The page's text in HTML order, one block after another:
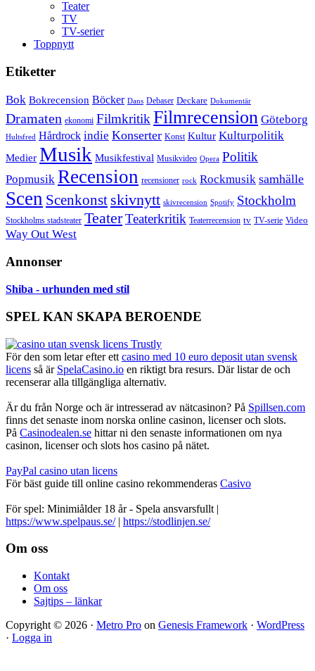
Teater
TV
TV-serier
Toppnytt
Etiketter
Bok Bokrecension Böcker Dans Debaser Deckare Dokumentär
Dramaten ekonomi Filmkritik Filmrecension Göteborg
Hultsfred Hårdrock indie Konserter Konst Kultur Kulturpolitik
Medier Musik Musikfestival Musikvideo Opera Politik
Popmusik Recension recensioner rock Rockmusik samhälle
Scen Scenkonst skivnytt skivrecension Spotify Stockholm
Stockholms stadsteater TeaterTeaterkritik Teaterrecension tv TV-serie Video
Way Out West
Annonser
Shiba - urhunden med stil
SPEL KAN SKAPA BEROENDE
För den som letar efter ett casino med 10 euro deposit utan svensk
licens så är SpelaCasino.io en riktigt bra resurs. Där listar de och
recenserar alla tillgängliga alternativ.
Är du från Norge och är intresserad av nätcasinon? På Spillsen.com
finns det senaste inom norska online casinon, licenser och slots.
På Casinodealen.se hittar ni den senaste informationen om nya
casinon, licenser och slots hos casino på nätet.
PayPal casino utan licens
För bäst guide till online casino rekommenderas Casivo
För spel: Minimiålder 18 år - Spela ansvarsfullt |
https://www.spelpaus.se/| https://stodlinjen.se/
Footer
Om oss
Kontakt
Om oss
Sajtips – länkar
Copyright © 2026 · Metro Pro on Genesis Framework · WordPress
· Logga in